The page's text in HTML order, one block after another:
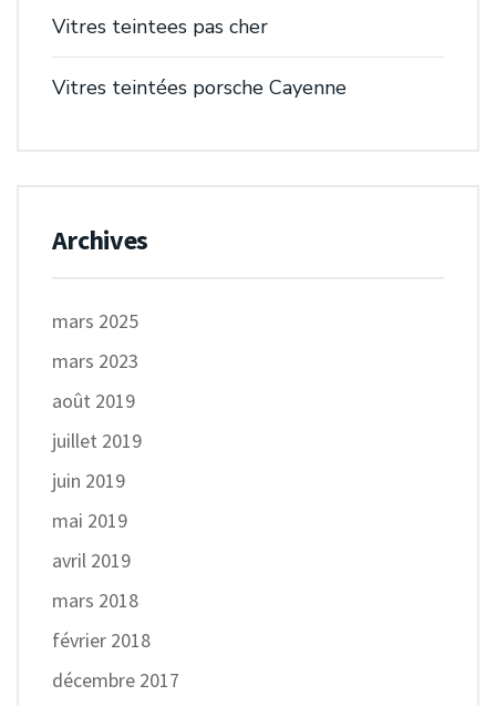
Vitres teintees pas cher
Vitres teintées porsche Cayenne
Archives
mars 2025
mars 2023
août 2019
juillet 2019
juin 2019
mai 2019
avril 2019
mars 2018
février 2018
décembre 2017